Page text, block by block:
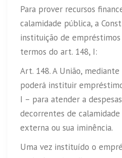
Para prover recursos
calamidade pública, a
instituição de
termos do art. 148, I:
Art. 148. A União,
poderá instituir
I – para atender a
decorrentes de
externa ou sua iminência.
Uma vez instituído o